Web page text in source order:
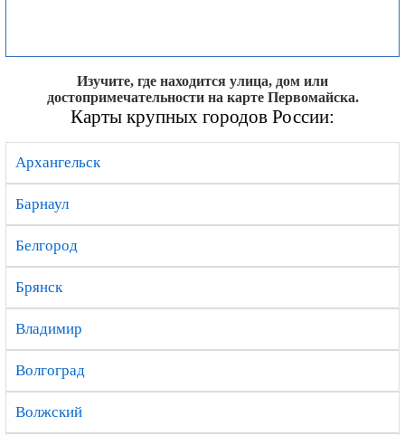
Изучите, где находится улица, дом или
достопримечательности на карте Первомайска.
Карты крупных городов России:
Архангельск
Барнаул
Белгород
Брянск
Владимир
Волгоград
Волжский